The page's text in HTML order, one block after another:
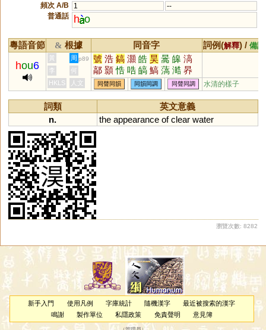
頻次 A/B
1
--
普通話
h o
粵語音節 & 根據 同音字 詞例(解釋) / 備註
hou6
黃 周 p89 號 浩 鎬 灝 皓 昊 暠 皞 滈
鄗 顥 悎 哠 皜 鰝 薃 澔 昦
李
何
HKLS
人文 同聲同韻 同韻同調 同聲同調 水清的樣子
詞類
英文意義
n.
the appearance of clear water
瀏覽次數: 8282
新手入門 使用凡例 字庫統計 隨機漢字
最近被搜索的漢字
鳴謝
製作單位 私隱政策 免責聲明 意見簿